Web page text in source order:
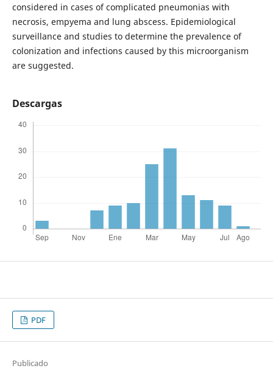
considered in cases of complicated pneumonias with
necrosis, empyema and lung abscess. Epidemiological
surveillance and studies to determine the prevalence of
colonization and infections caused by this microorganism
are suggested.
Descargas
PDF
Publicado